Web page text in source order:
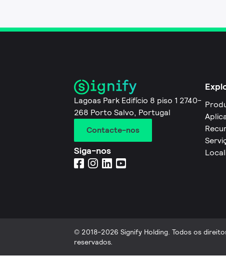
Lagoas Park Edifício 8 piso 1 2740-
268 Porto Salvo, Portugal
Contacte-nos
Siga-nos
© 2018-2026 Signify Holding. Todos os
reservados.